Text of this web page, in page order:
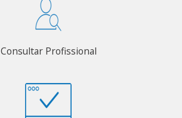
Consultar Profissional